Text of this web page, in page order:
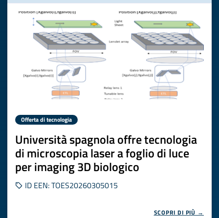
Offerta di tecnologia
Università spagnola offre tecnologia
di microscopia laser a foglio di luce
per imaging 3D biologico
ID EEN: TOES20260305015
SCOPRI DI PIÙ →